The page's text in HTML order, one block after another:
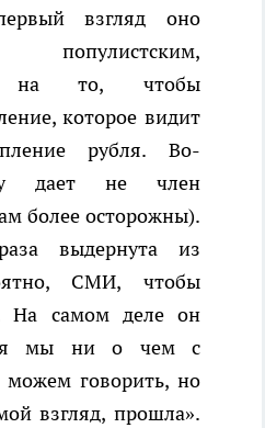
взгляд оно
на то, чтобы
которое видит
рубля. Во-
дает не член
более осторожны).
выдернута из
СМИ, чтобы
На самом деле он
мы ни о чем с
можем говорить, но
взгляд, прошла».